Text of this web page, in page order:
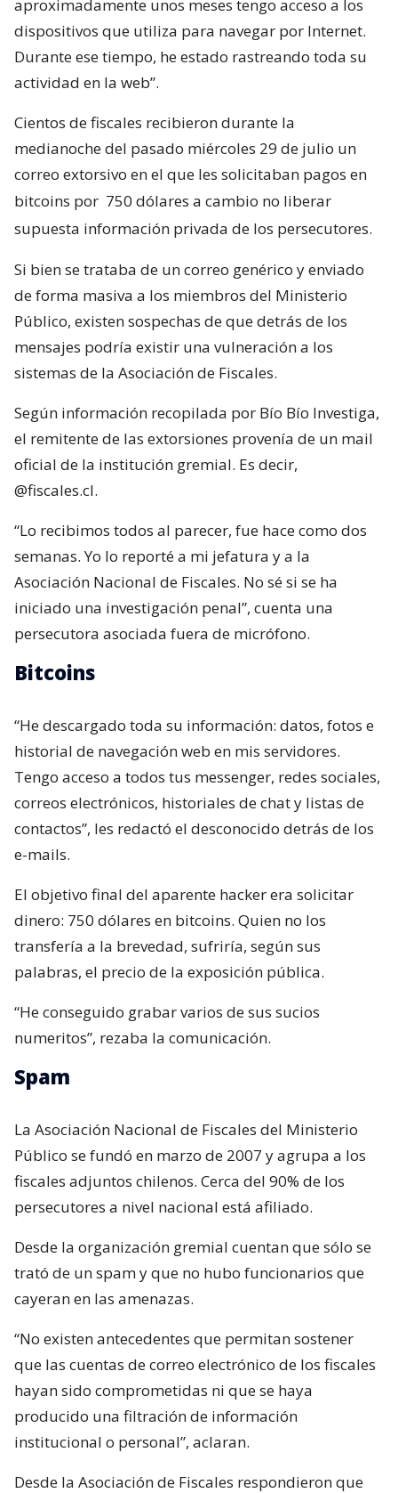
aproximadamente unos meses tengo acceso a los
dispositivos que utiliza para navegar por Internet.
Durante ese tiempo, he estado rastreando toda su
actividad en la web”.
Cientos de fiscales recibieron durante la
medianoche del pasado miércoles 29 de julio un
correo extorsivo en el que les solicitaban pagos en
bitcoins por 750 dólares a cambio no liberar
supuesta información privada de los persecutores.
Si bien se trataba de un correo genérico y enviado
de forma masiva a los miembros del Ministerio
Público, existen sospechas de que detrás de los
mensajes podría existir una vulneración a los
sistemas de la Asociación de Fiscales.
Según información recopilada por Bío Bío Investiga,
el remitente de las extorsiones provenía de un mail
oficial de la institución gremial. Es decir,
@fiscales.cl.
“Lo recibimos todos al parecer, fue hace como dos
semanas. Yo lo reporté a mi jefatura y a la
Asociación Nacional de Fiscales. No sé si se ha
iniciado una investigación penal”, cuenta una
persecutora asociada fuera de micrófono.
Bitcoins
“He descargado toda su información: datos, fotos e
historial de navegación web en mis servidores.
Tengo acceso a todos tus messenger, redes sociales,
correos electrónicos, historiales de chat y listas de
contactos”, les redactó el desconocido detrás de los
e-mails.
El objetivo final del aparente hacker era solicitar
dinero: 750 dólares en bitcoins. Quien no los
transfería a la brevedad, sufriría, según sus
palabras, el precio de la exposición pública.
“He conseguido grabar varios de sus sucios
numeritos”, rezaba la comunicación.
Spam
La Asociación Nacional de Fiscales del Ministerio
Público se fundó en marzo de 2007 y agrupa a los
fiscales adjuntos chilenos. Cerca del 90% de los
persecutores a nivel nacional está afiliado.
Desde la organización gremial cuentan que sólo se
trató de un spam y que no hubo funcionarios que
cayeran en las amenazas.
“No existen antecedentes que permitan sostener
que las cuentas de correo electrónico de los fiscales
hayan sido comprometidas ni que se haya
producido una filtración de información
institucional o personal”, aclaran.
Desde la Asociación de Fiscales respondieron que